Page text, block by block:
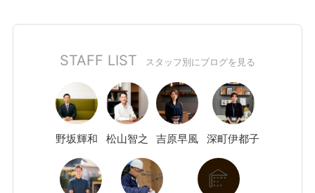
STAFF LIST スタッフ別にブログを見る
野坂輝和 松山智之 吉原早風 深町伊都子